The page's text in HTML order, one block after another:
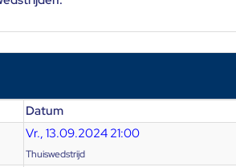
Datum
Vr., 13.09.2024 21:00
Thuiswedstrijd